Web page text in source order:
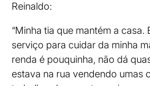
Reinaldo:
“Minha tia que mantém a casa.
serviço para cuidar da minha
renda é pouquinha, não dá
estava na rua vendendo umas